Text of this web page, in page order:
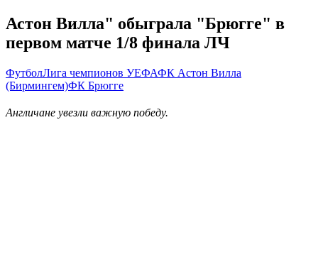
Астон Вилла" обыграла "Брюгге" в
первом матче 1/8 финала ЛЧ
ФутболЛига чемпионов УЕФАФК Астон Вилла
(Бирмингем)ФК Брюгге
Англичане увезли важную победу.